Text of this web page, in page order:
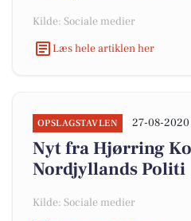
Kilde: Sociale medier
Læs hele artiklen her
OPSLAGSTAVLEN 27-08-
Nyt fra Hjørring
Nordjyllands Politi
Kilde: Sociale medier